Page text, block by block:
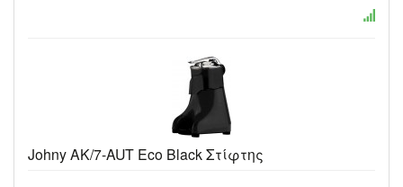
Johny AK/7-AUT Eco Black Στίφτης